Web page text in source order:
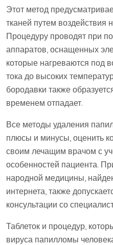
Этот метод
тканей путем воздействия
Процедуру проводят при
аппаратов, оснащенных
которые нагреваются под
тока до высоких
бородавки также
временем отпадает.
Все методы удаления
плюсы и минусы, оценить
своим лечащим врачом с
особенностей пациента.
народной медицины,
интернета, также
консультации со
Таблеток и процедур,
вируса папилломы